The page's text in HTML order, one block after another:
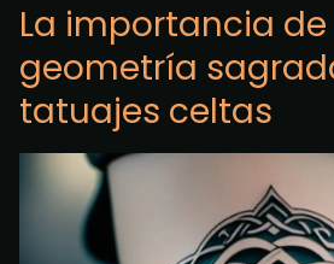
La importancia de
geometría
tatuajes celtas